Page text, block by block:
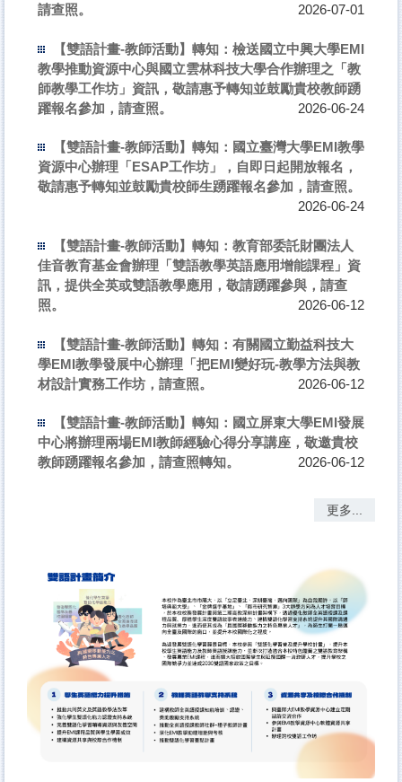
請查照。
2026-07-01
【雙語計畫-教師活動】轉知：檢送國立中興大學EMI
教學推動資源中心與國立雲林科技大學合作辦理之「教
師教學工作坊」資訊，敬請惠予轉知並鼓勵貴校教師踴
躍報名參加，請查照。
2026-06-24
【雙語計畫-教師活動】轉知：國立臺灣大學EMI教學
資源中心辦理「ESAP工作坊」，自即日起開放報名，
敬請惠予轉知並鼓勵貴校師生踴躍報名參加，請查照。
2026-06-24
【雙語計畫-教師活動】轉知：教育部委託財團法人
佳音教育基金會辦理「雙語教學英語應用增能課程」資
訊，提供全英或雙語教學應用，敬請踴躍參與，請查
照。
2026-06-12
【雙語計畫-教師活動】轉知：有關國立勤益科技大
學EMI教學發展中心辦理「把EMI變好玩-教學方法與教
材設計實務工作坊，請查照。
2026-06-12
【雙語計畫-教師活動】轉知：國立屏東大學EMI發展
中心將辦理兩場EMI教師經驗心得分享講座，敬邀貴校
教師踴躍報名參加，請查照轉知。
2026-06-12
更多...